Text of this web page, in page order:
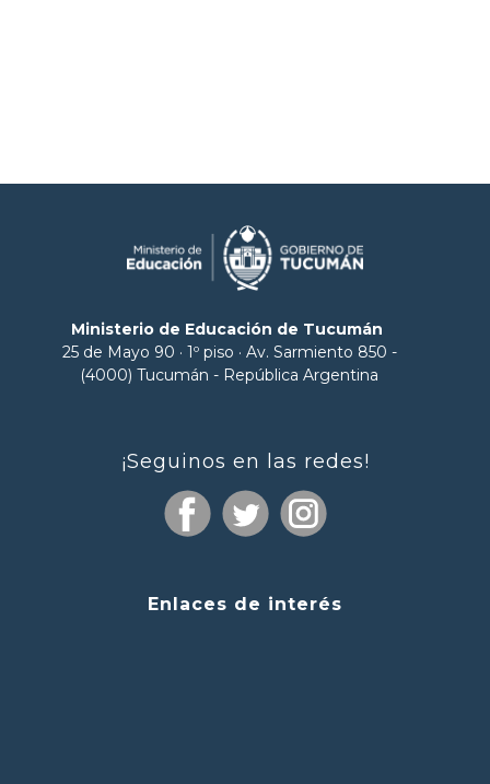
Ministerio de Educación de Tucumán
25 de Mayo 90 · 1º piso · Av. Sarmiento 850 -
(4000) Tucumán - República Argentina
¡Seguinos en las redes!
Enlaces de interés